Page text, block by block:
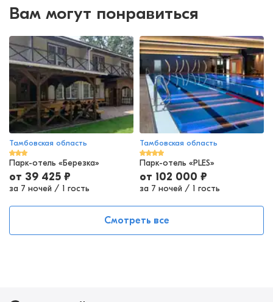
Вам могут понравиться
Тамбовская область
Парк-отель «Березка»
от 39 425 ₽
за 7 ночей / 1 гость
Тамбовская область
Парк-отель «PLES»
от 102 000 ₽
за 7 ночей / 1 гость
Смотреть все